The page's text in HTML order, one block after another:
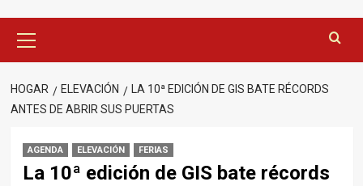
principal
HOGAR ELEVACIÓN
LA 10ª EDICIÓN DE GIS BATE RÉCORDS
ANTES DE ABRIR SUS PUERTAS
AGENDA ELEVACIÓN FERIAS
La 10ª edición de GIS bate récords